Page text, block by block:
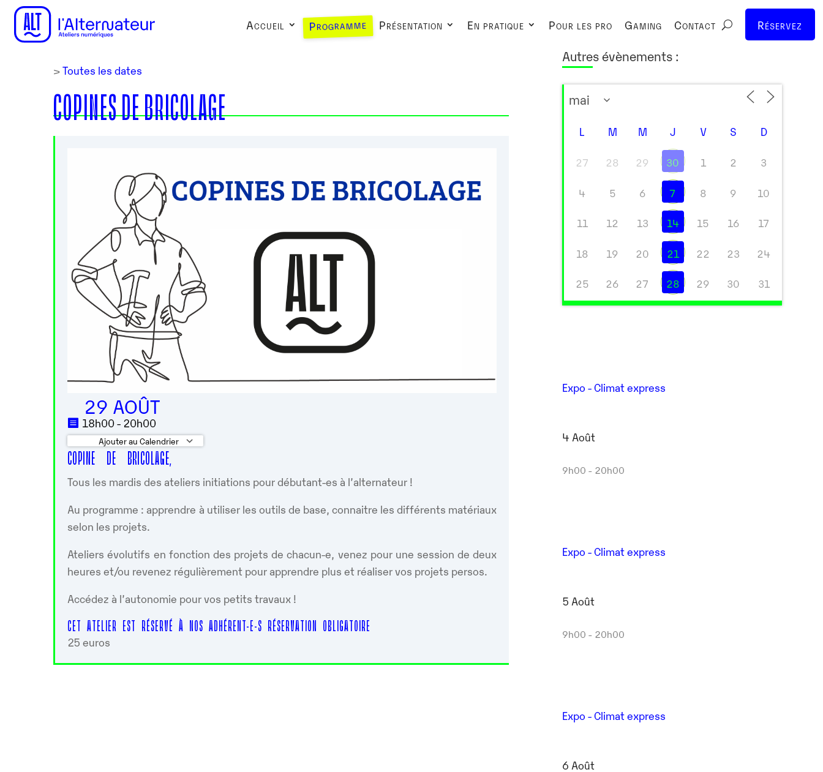
Accueil Programme Présentation En pratique Pour les pro Gaming Contact Réservez
> Toutes les dates
COPINES DE BRICOLAGE
29 AOÛT
18h00 - 20h00
Ajouter au Calendrier
Télécharger ICS
COPINE DE BRICOLAGE,
Tous les mardis des ateliers initiations pour débutant-es à l’alternateur !
Au programme : apprendre à utiliser les outils de base, connaitre les différents matériaux
selon les projets.
Ateliers évolutifs en fonction des projets de chacun-e, venez pour une session de deux
heures et/ou revenez régulièrement pour apprendre plus et réaliser vos projets persos.
Accédez à l’autonomie pour vos petits travaux !
CET ATELIER EST RÉSERVÉ À NOS ADHÉRENT-E-S RÉSERVATION OBLIGATOIRE
25 euros
Autres évènements :
L M M J V S D
27 28 29 30 1 2 3
4 5 6 7 8 9 10
11 12 13 14 15 16 17
18 19 20 21 22 23 24
25 26 27 28 29 30 31
Expo - Climat express
4 Août
9h00 - 20h00
Expo - Climat express
5 Août
9h00 - 20h00
Expo - Climat express
6 Août